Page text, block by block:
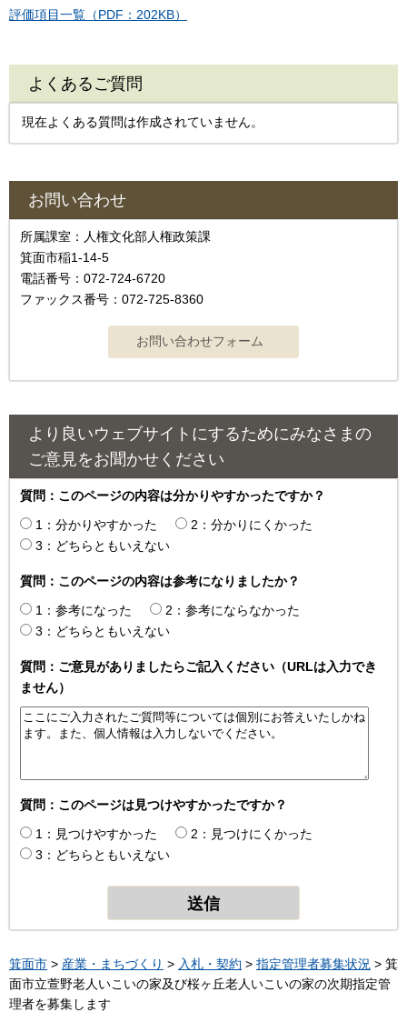
評価項目一覧（PDF：202KB）
よくあるご質問
現在よくある質問は作成されていません。
お問い合わせ
所属課室：人権文化部人権政策課
箕面市稲1-14-5
電話番号：072-724-6720
ファックス番号：072-725-8360
より良いウェブサイトにするためにみなさまの
ご意見をお聞かせください
質問：このページの内容は分かりやすかったですか？
1：分かりやすかった
2：分かりにくかった
3：どちらともいえない
質問：このページの内容は参考になりましたか？
1：参考になった
2：参考にならなかった
3：どちらともいえない
質問：ご意見がありましたらご記入ください（URLは入力でき
ません）
質問：このページは見つけやすかったですか？
1：見つけやすかった
2：見つけにくかった
3：どちらともいえない
箕面市 > 産業・まちづくり > 入札・契約 > 指定管理者募集状況 > 箕
面市立萱野老人いこいの家及び桜ヶ丘老人いこいの家の次期指定管
理者を募集します